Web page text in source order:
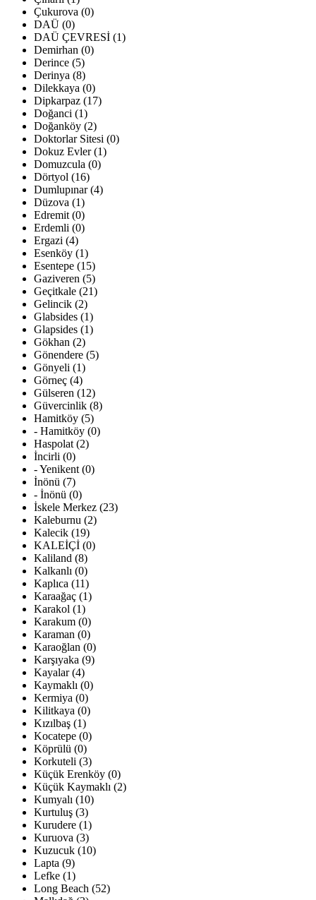
Çukurova (0)
DAÜ (0)
DAÜ ÇEVRESİ (1)
Demirhan (0)
Derince (5)
Derinya (8)
Dilekkaya (0)
Dipkarpaz (17)
Doğanci (1)
Doğanköy (2)
Doktorlar Sitesi (0)
Dokuz Evler (1)
Domuzcula (0)
Dörtyol (16)
Dumlupınar (4)
Düzova (1)
Edremit (0)
Erdemli (0)
Ergazi (4)
Esenköy (1)
Esentepe (15)
Gaziveren (5)
Geçitkale (21)
Gelincik (2)
Glabsides (1)
Glapsides (1)
Gökhan (2)
Gönendere (5)
Gönyeli (1)
Görneç (4)
Gülseren (12)
Güvercinlik (8)
Hamitköy (5)
- Hamitköy (0)
Haspolat (2)
İncirli (0)
- Yenikent (0)
İnönü (7)
- İnönü (0)
İskele Merkez (23)
Kaleburnu (2)
Kalecik (19)
KALEİÇİ (0)
Kaliland (8)
Kalkanlı (0)
Kaplıca (11)
Karaağaç (1)
Karakol (1)
Karakum (0)
Karaman (0)
Karaoğlan (0)
Karşıyaka (9)
Kayalar (4)
Kaymaklı (0)
Kermiya (0)
Kilitkaya (0)
Kızılbaş (1)
Kocatepe (0)
Köprülü (0)
Korkuteli (3)
Küçük Erenköy (0)
Küçük Kaymaklı (2)
Kumyalı (10)
Kurtuluş (3)
Kurudere (1)
Kuruova (3)
Kuzucuk (10)
Lapta (9)
Lefke (1)
Long Beach (52)